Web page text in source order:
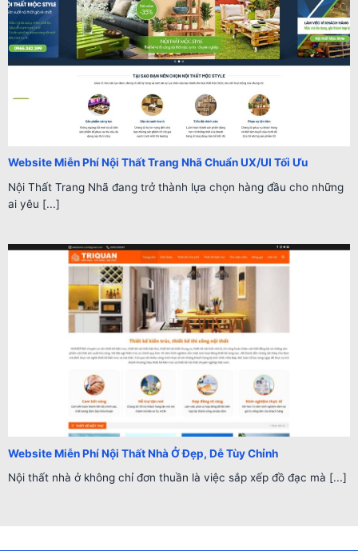
Website Miễn Phí Nội Thất Trang Nhã Chuẩn UX/UI Tối Ưu
Nội Thất Trang Nhã đang trở thành lựa chọn hàng đầu cho những
ai yêu [...]
Website Miễn Phí Nội Thất Nhà Ở Đẹp, Dễ Tùy Chỉnh
Nội thất nhà ở không chỉ đơn thuần là việc sắp xếp đồ đạc mà [...]